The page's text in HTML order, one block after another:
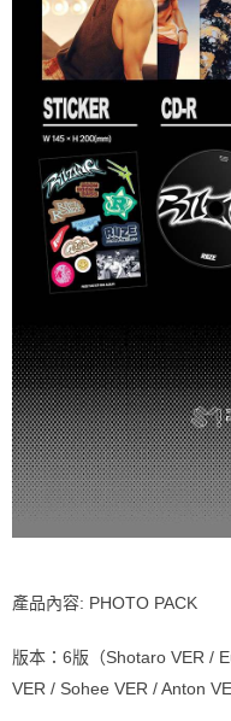
產品內容: PHOTO PACK
版本：6版（Shotaro VER /
VER / Sohee VER / Anton